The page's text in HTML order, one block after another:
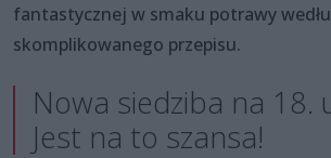
fantastycznej w smaku potrawy
skomplikowanego przepisu.
Nowa siedziba na 18.
Jest na to szansa!